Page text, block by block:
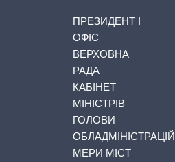
ПРЕЗИДЕНТ І
ОФІС
ВЕРХОВНА
РАДА
КАБІНЕТ
МІНІСТРІВ
ГОЛОВИ
ОБЛАДМІНІСТРАЦІЙ
МЕРИ МІСТ